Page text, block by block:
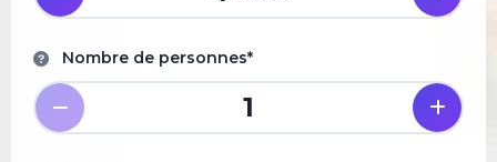
Nombre de personnes*
1